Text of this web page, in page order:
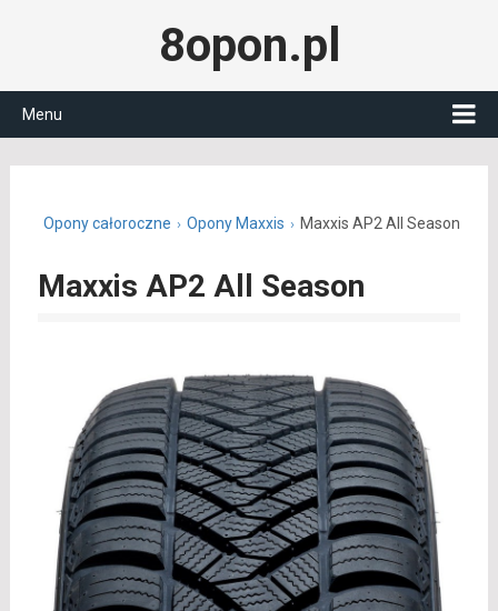
8opon.pl
Menu
Opony całoroczne Opony Maxxis Maxxis AP2 All Season
Maxxis AP2 All Season